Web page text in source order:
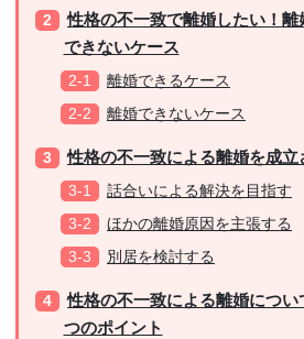
性格の不一致で離婚したい！離
できないケース
離婚できるケース
離婚できないケース
性格の不一致による離婚を成立
話合いによる解決を目指す
ほかの離婚原因を主張する
別居を検討する
性格の不一致による離婚につ
つのポイント